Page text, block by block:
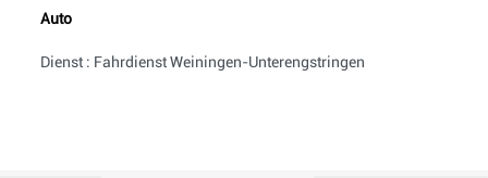
Auto
Dienst : Fahrdienst Weiningen-Unterengstringen